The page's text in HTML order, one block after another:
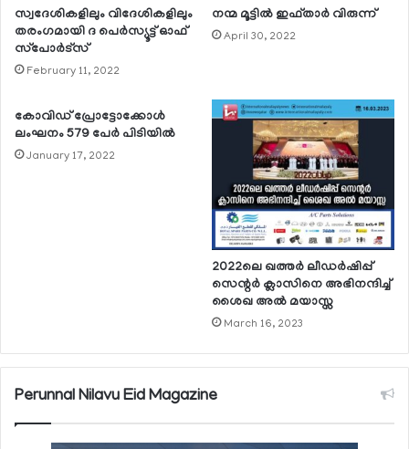
സ്വദേശികളിലും വിദേശികളിലും
തരംഗമായി ദ പെര്‍സ്യൂട്ട് ഓഫ്
സ്‌പോര്‍ട്‌സ്
February 11, 2022
നന്മ മൂട്ടില്‍ ഇഫ്താര്‍ വിരുന്ന്
April 30, 2022
കോവിഡ് പ്രോട്ടോക്കോള്‍
ലംഘനം 579 പേര്‍ പിടിയില്‍
January 17, 2022
2022ലെ ഖത്തര്‍ ലീഡര്‍ഷിപ്പ്
സെന്റര്‍ ക്ലാസിനെ അഭിനന്ദിച്ച്
ശൈഖ അല്‍ മയാസ്സ
March 16, 2023
Perunnal Nilavu Eid Magazine